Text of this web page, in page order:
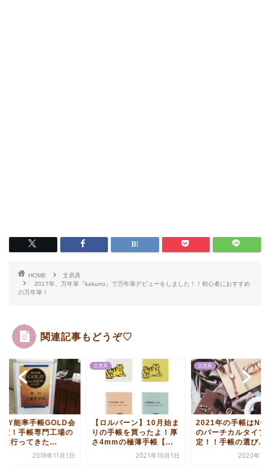
HOME
文房具
2017年、万年筆『kakuno』で万年筆デビューをしました！！初心者におすすめ
の万年筆！
関連記事もどうぞ♡
ルバーン】10月始ま
手帳を買ったよ！厚
の極薄手帳【...
2021年10月1日
文房具
2021年の手帳はNOLTY
のバーチカルタイプに決
定！！手帳の選び...
2020年12月7日
文房具
NOLTY能率手帳
員限定！手帳専門工
見学に行ってきた...
2018年11